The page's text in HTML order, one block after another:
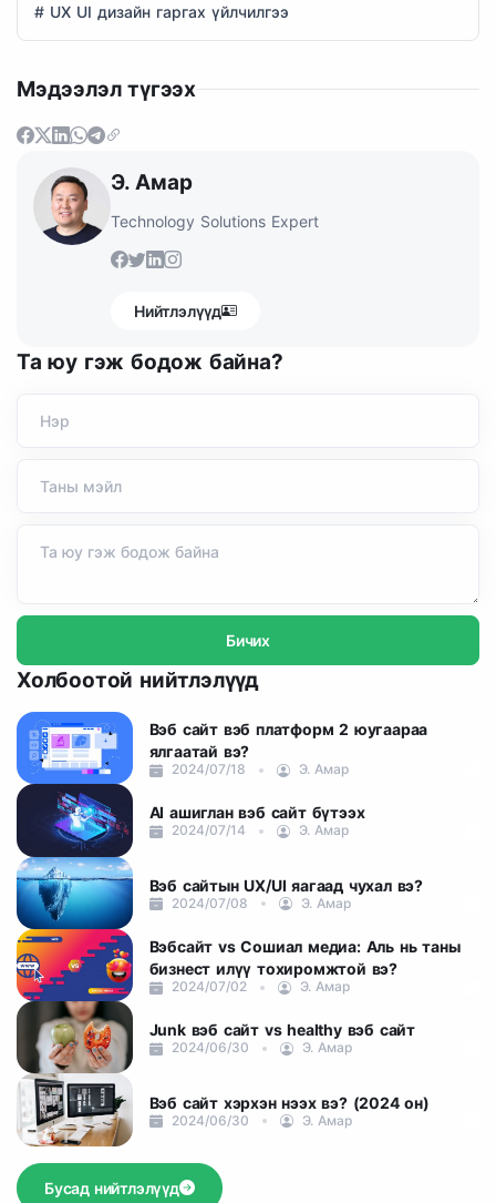
# UX UI дизайн гаргах үйлчилгээ
Мэдээлэл түгээх
Э. Амар
Technology Solutions Expert
Нийтлэлүүд
Та юу гэж бодож байна?
Бичих
Холбоотой нийтлэлүүд
Вэб сайт вэб платформ 2 юугаараа
ялгаатай вэ?
2024/07/18 Э. Амар
AI ашиглан вэб сайт бүтээх
2024/07/14 Э. Амар
Вэб сайтын UX/UI яагаад чухал вэ?
2024/07/08 Э. Амар
Вэбсайт vs Сошиал медиа: Аль нь таны
бизнест илүү тохиромжтой вэ?
2024/07/02 Э. Амар
Junk вэб сайт vs healthy вэб сайт
2024/06/30 Э. Амар
Вэб сайт хэрхэн нээх вэ? (2024 он)
2024/06/30 Э. Амар
Бусад нийтлэлүүд